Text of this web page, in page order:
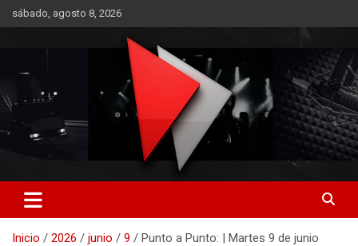
Saltar
al
sábado, agosto 8, 2026
RO CONTENIDOS
Inicio 2026 junio 9 Punto a Punto: | Martes 9 de junio